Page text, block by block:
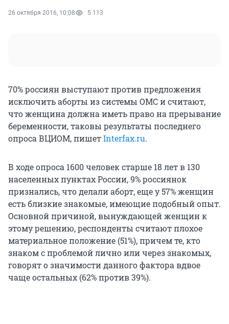
26 октября 2016, 10:08 5 113
70% россиян выступают против предложения
исключить аборты из системы ОМС и считают,
что женщина должна иметь право на прерывание
беременности, таковы результаты последнего
опроса ВЦИОМ, пишетInterfax.ru.
В ходе опроса 1600 человек старше 18 лет в 130
населенных пунктах России, 9% россиянок
признались, что делали аборт, еще у 57% женщин
есть близкие знакомые, имеющие подобный опыт.
Основной причиной, вынуждающей женщин к
этому решению, респонденты считают плохое
материальное положение (51%), причем те, кто
знаком с проблемой лично или через знакомых,
говорят о значимости данного фактора вдвое
чаще остальных (62% против 39%).